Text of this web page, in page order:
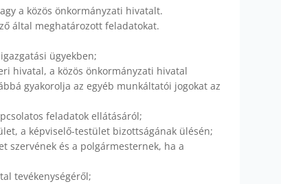
a közös önkormányzati hivatalt.
által meghatározott feladatokat.
ügyekben;
hivatal, a közös önkormányzati hivatal
gyakorolja az egyéb munkáltatói jogokat az
feladatok ellátásáról;
a képviselő-testület bizottságának ülésén;
szervének és a polgármesternek, ha a
tevékenységéről;